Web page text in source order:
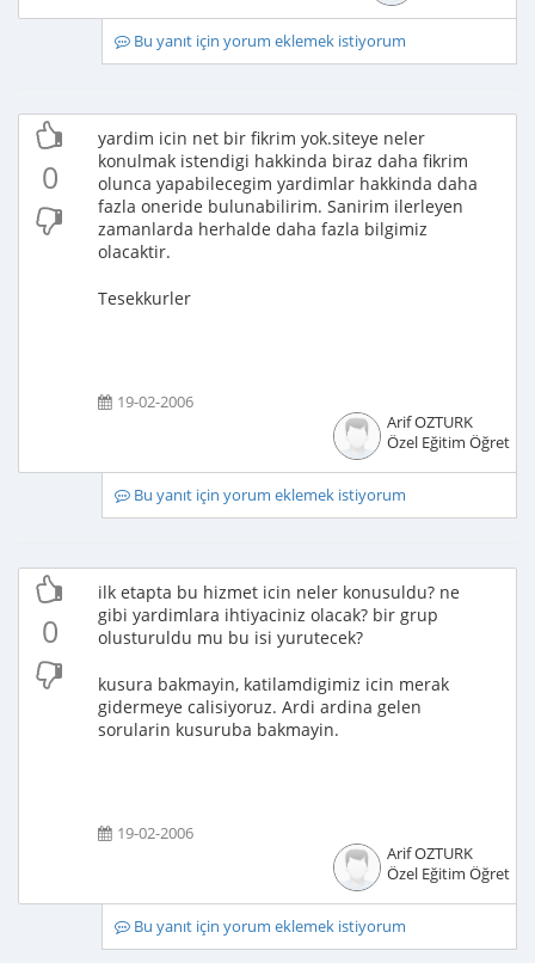
Bu yanıt için yorum eklemek istiyorum
0
yardim icin net bir fikrim yok.siteye neler
konulmak istendigi hakkinda biraz daha fikrim
olunca yapabilecegim yardimlar hakkinda daha
fazla oneride bulunabilirim. Sanirim ilerleyen
zamanlarda herhalde daha fazla bilgimiz
olacaktir.
Tesekkurler
19-02-2006
Arif OZTURK
Özel Eğitim
Bu yanıt için yorum eklemek istiyorum
0
ilk etapta bu hizmet icin neler konusuldu? ne
gibi yardimlara ihtiyaciniz olacak? bir grup
olusturuldu mu bu isi yurutecek?
kusura bakmayin, katilamdigimiz icin merak
gidermeye calisiyoruz. Ardi ardina gelen
sorularin kusuruba bakmayin.
19-02-2006
Arif OZTURK
Özel Eğitim
Bu yanıt için yorum eklemek istiyorum